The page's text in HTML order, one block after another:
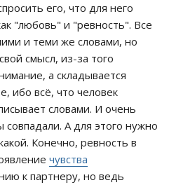
его, что для него
"любовь" и "ревность". Все
и теми же словами, но
смысл, из-за того
а складывается
ибо всё, что человек
словами. И очень
А для этого нужно
Конечно, ревность в
чувства
к партнеру, но ведь